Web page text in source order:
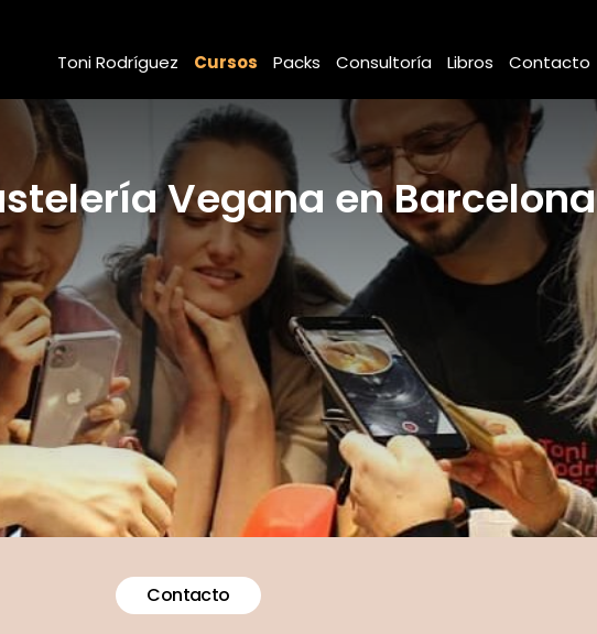
Toni Rodríguez Cursos Packs Consultoría Libros Contacto
Vegana en Barcelona
Contacto